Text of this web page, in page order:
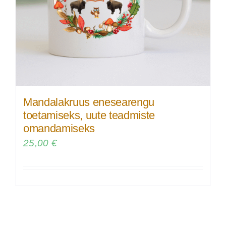
Mandalakruus enesearengu
toetamiseks, uute teadmiste
omandamiseks
25,00 €